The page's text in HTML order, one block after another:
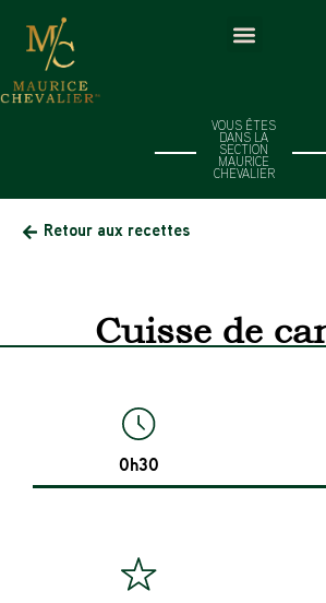
VOUS ÊTES
DANS LA
SECTION
MAURICE
CHEVALIER
Retour aux recettes
Cuisse de
0h30